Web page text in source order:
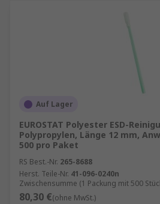
Auf Lager
EUROSTAT Polyester ESD-
Polypropylen, Länge 12 mm,
500 pro Paket
RS Best.-Nr. 265-8688
Herst. Teile-Nr. 41-096-0240n
Zwischensumme (1 Packung mit 500
80,30 €(ohne MwSt.)